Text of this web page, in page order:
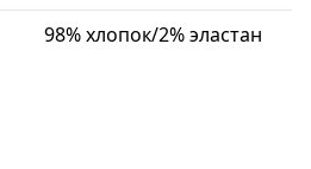
98% хлопок/2% эластан